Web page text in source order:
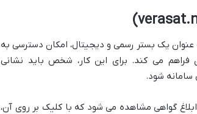
عنوان یک بستر رسمی و دیجیتال، امکان دسترسی به
فراهم می کند. برای این کار، شخص باید نشانی
سامانه شود.
گواهی مشاهده می شود که با کلیک بر روی آن،